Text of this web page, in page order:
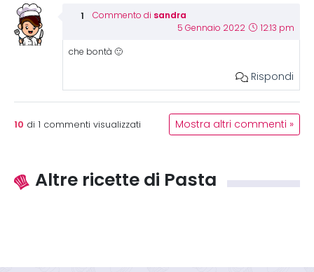
Commento di sandra
5 Gennaio 2022 12:13 pm
che bontà 🙂
Rispondi
10 di 1 commenti visualizzati Mostra altri commenti »
Altre ricette di Pasta